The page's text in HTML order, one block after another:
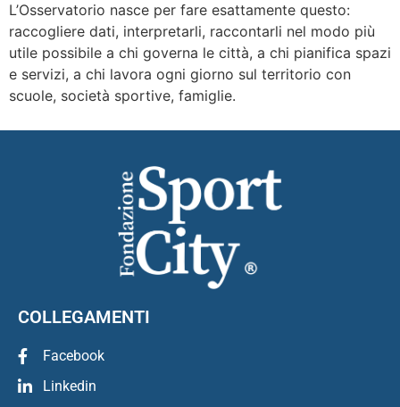
L’Osservatorio nasce per fare esattamente questo:
raccogliere dati, interpretarli, raccontarli nel modo più
utile possibile a chi governa le città, a chi pianifica spazi
e servizi, a chi lavora ogni giorno sul territorio con
scuole, società sportive, famiglie.
COLLEGAMENTI
Facebook
Linkedin